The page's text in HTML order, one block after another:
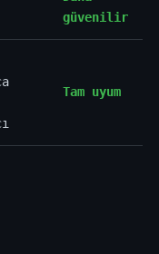
güvenilir
Tam uyum